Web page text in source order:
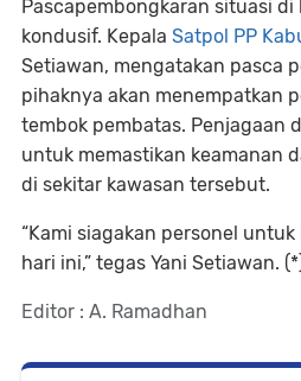
Pascapembongkaran situasi
kondusif. Kepala Satpol PP
Setiawan, mengatakan pasca
pihaknya akan menempatkan
tembok pembatas. Penjagaan
untuk memastikan keamanan
di sekitar kawasan tersebut.
“Kami siagakan personel
hari ini,” tegas Yani Setiawan.
Editor : A. Ramadhan